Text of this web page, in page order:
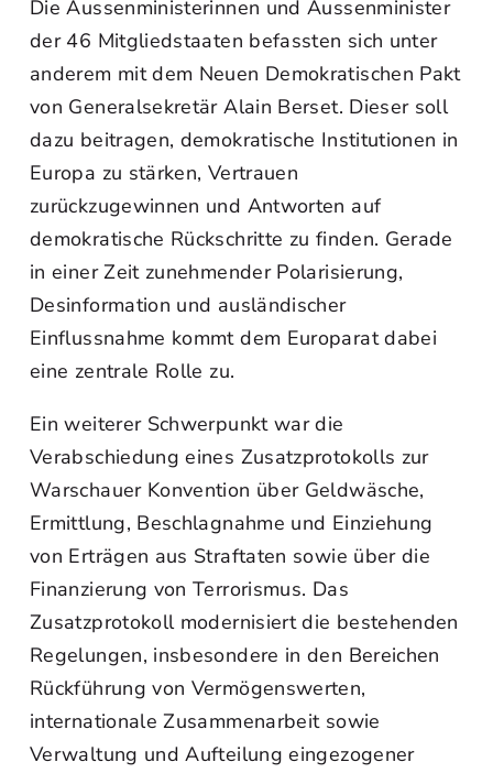
Die Aussenministerinnen und Aussenminister
der 46 Mitgliedstaaten befassten sich unter
anderem mit dem Neuen Demokratischen Pakt
von Generalsekretär Alain Berset. Dieser soll
dazu beitragen, demokratische Institutionen in
Europa zu stärken, Vertrauen
zurückzugewinnen und Antworten auf
demokratische Rückschritte zu finden. Gerade
in einer Zeit zunehmender Polarisierung,
Desinformation und ausländischer
Einflussnahme kommt dem Europarat dabei
eine zentrale Rolle zu.
Ein weiterer Schwerpunkt war die
Verabschiedung eines Zusatzprotokolls zur
Warschauer Konvention über Geldwäsche,
Ermittlung, Beschlagnahme und Einziehung
von Erträgen aus Straftaten sowie über die
Finanzierung von Terrorismus. Das
Zusatzprotokoll modernisiert die bestehenden
Regelungen, insbesondere in den Bereichen
Rückführung von Vermögenswerten,
internationale Zusammenarbeit sowie
Verwaltung und Aufteilung eingezogener